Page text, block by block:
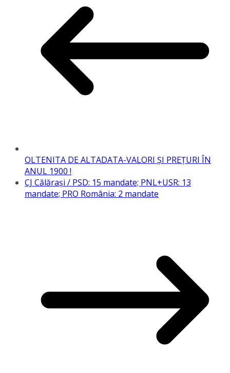
OLTENITA DE ALTADATA-VALORI ŞI PREŢURI ÎN
ANUL 1900 !
CJ Călăraşi / PSD: 15 mandate; PNL+USR: 13
mandate; PRO România: 2 mandate